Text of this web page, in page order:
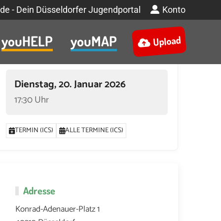
- Dein Düsseldorfer Jugendportal Konto
youHELP youMAP Upload
Dienstag, 20. Januar 2026
17:30 Uhr
TERMIN (ICS) ALLE TERMINE (ICS)
Adresse
Konrad-Adenauer-Platz 1